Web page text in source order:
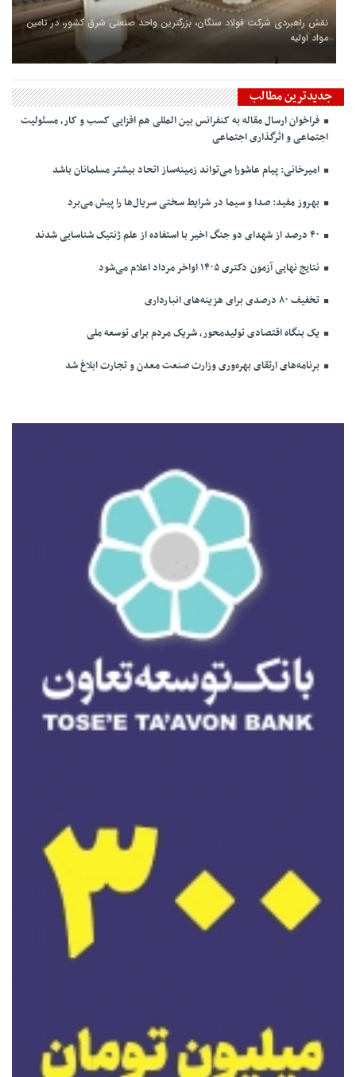
نقش راهبردی شرکت فولاد سنگان، بزرگترین واحد صنعتی شرق کشور، در تامین
مواد اولیه
جدیدترین مطالب
فراخوان ارسال مقاله به کنفرانس بین المللی هم افزایی کسب و کار، مسئولیت
اجتماعی و اثرگذاری اجتماعی
امیرخانی: پیام عاشورا می‌تواند زمینه‌ساز اتحاد بیشتر مسلمانان باشد
بهروز مفید: صدا و سیما در شرایط سختی سریال‌ها را پیش می‌برد
نتایج نهایی آزمون دکتری ۱۴۰۵ اواخر مرداد اعلام می‌شود
تخفیف ۸۰ درصدی برای هزینه‌های انبارداری
یک بنگاه اقتصادی تولیدمحور، شریک مردم برای توسعه ملی
برنامه‌های ارتقای بهره‌وری وزارت صنعت معدن و تجارت ابلاغ شد